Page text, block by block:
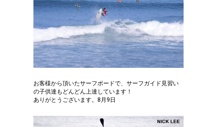
お客様から頂いたサーフボードで、サーフガイド見習い
の子供達もどんどん上達しています！
ありがとうございます。8月9日